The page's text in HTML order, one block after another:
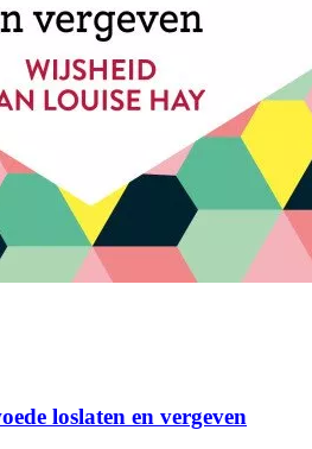
loslaten en vergeven